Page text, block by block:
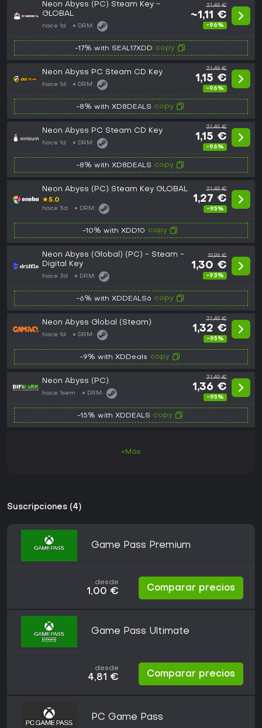
Neon Abyss (PC) Steam Key -
GLOBAL
hace 1d DRM:
31,49 €
~1,11 €
-96%
-17% with SEAL17XDD copy
Neon Abyss PC Steam CD Key
hace 1d DRM:
31,49 €
1,15 €
-96%
-8% with XD8DEALS copy
Neon Abyss PC Steam CD Key
hace 1d DRM:
31,49 €
1,15 €
-96%
-8% with XD8DEALS copy
Neon Abyss (PC) Steam Key GLOBAL
★5.0
hace 5d DRM:
31,49 €
1,27 €
-95%
-10% with XDD10 copy
Neon Abyss (Global) (PC) - Steam -
Digital Key
hace 3d DRM:
19,99 €
1,30 €
-93%
-6% with XDDEALS6 copy
Neon Abyss Global (Steam)
hace 1d DRM:
31,49 €
1,32 €
-95%
-9% with XDDeals copy
Neon Abyss (PC)
hace 1sem DRM:
31,49 €
1,36 €
-95%
-15% with XDDEALS copy
+Más
Suscripciones (4)
Game Pass Premium
desde
1,00 € Comparar precios
Game Pass Ultimate
desde
4,81 € Comparar precios
PC Game Pass